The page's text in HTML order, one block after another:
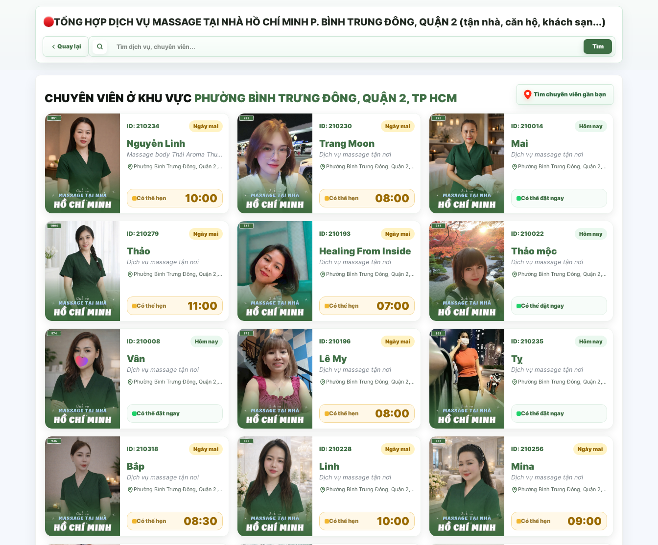
TỔNG HỢP DỊCH VỤ MASSAGE TẠI NHÀ HỒ CHÍ MINH P. BÌNH TRUNG ĐÔNG, QUẬN 2 (tận nhà, căn hộ, khách sạn...)
Quay lại Tìm
CHUYÊN VIÊN Ở KHU VỰC PHƯỜNG BÌNH TRƯNG ĐÔNG, QUẬN 2, TP HCM Tìm chuyên viên gần bạn
ID: 210234 Ngày mai
Nguyễn Linh
Massage body Thái Aroma Thuỵ điển Cvg Foot
Phường Bình Trưng Đông, Quận 2, TP HCM
Có thể hẹn 10:00
ID: 210230 Ngày mai
Trang Moon
Dịch vụ massage tận nơi
Phường Bình Trưng Đông, Quận 2, TP HCM
Có thể hẹn 08:00
ID: 210014 Hôm nay
Mai
Dịch vụ massage tận nơi
Phường Bình Trưng Đông, Quận 2, TP HCM
Có thể đặt ngay
ID: 210279 Ngày mai
Thảo
Dịch vụ massage tận nơi
Phường Bình Trưng Đông, Quận 2, TP HCM
Có thể hẹn 11:00
ID: 210193 Ngày mai
Healing From Inside
Dịch vụ massage tận nơi
Phường Bình Trưng Đông, Quận 2, TP HCM
Có thể hẹn 07:00
ID: 210022 Hôm nay
Thảo mộc
Dịch vụ massage tận nơi
Phường Bình Trưng Đông, Quận 2, TP HCM
Có thể đặt ngay
ID: 210008 Hôm nay
Vân
Dịch vụ massage tận nơi
Phường Bình Trưng Đông, Quận 2, TP HCM
Có thể đặt ngay
ID: 210196 Ngày mai
Lê My
Dịch vụ massage tận nơi
Phường Bình Trưng Đông, Quận 2, TP HCM
Có thể hẹn 08:00
ID: 210235 Hôm nay
Tỵ
Dịch vụ massage tận nơi
Phường Bình Trưng Đông, Quận 2, TP HCM
Có thể đặt ngay
ID: 210318 Ngày mai
Bắp
Dịch vụ massage tận nơi
Phường Bình Trưng Đông, Quận 2, TP HCM
Có thể hẹn 08:30
ID: 210228 Ngày mai
Linh
Dịch vụ massage tận nơi
Phường Bình Trưng Đông, Quận 2, TP HCM
Có thể hẹn 10:00
ID: 210256 Ngày mai
Mina
Dịch vụ massage tận nơi
Phường Bình Trưng Đông, Quận 2, TP HCM
Có thể hẹn 09:00